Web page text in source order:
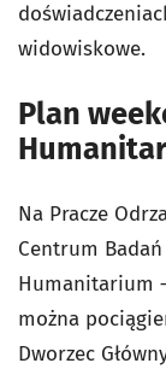
widowiskowe.
Plan
Na Pracze
Centrum
Humanitarium
można
Dworzec